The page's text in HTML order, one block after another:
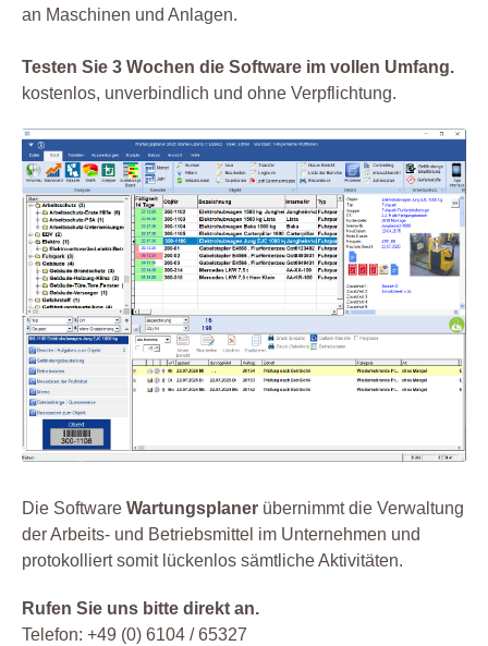
an Maschinen und Anlagen.
Testen Sie 3 Wochen die Software im vollen Umfang.
kostenlos, unverbindlich und ohne Verpflichtung.
Die Software Wartungsplaner übernimmt die Verwaltung
der Arbeits- und Betriebsmittel im Unternehmen und
protokolliert somit lückenlos sämtliche Aktivitäten.
Rufen Sie uns bitte direkt an.
Telefon: +49 (0) 6104 / 65327